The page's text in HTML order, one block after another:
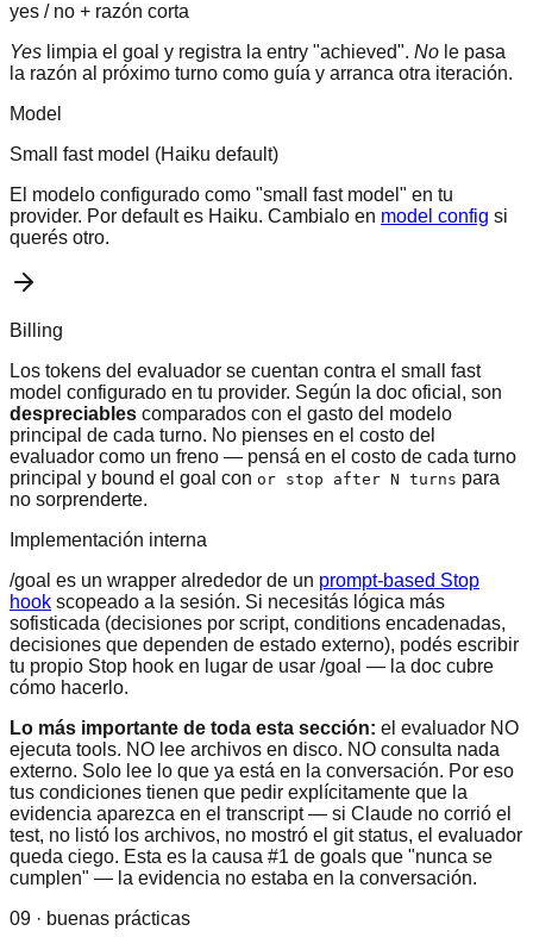
yes / no + razón corta
Yes limpia el goal y registra la entry "achieved". No le pasa
la razón al próximo turno como guía y arranca otra iteración.
Model
Small fast model (Haiku default)
El modelo configurado como "small fast model" en tu
provider. Por default es Haiku. Cambialo en model config si
querés otro.
Billing
Los tokens del evaluador se cuentan contra el small fast
model configurado en tu provider. Según la doc oficial, son
despreciables comparados con el gasto del modelo
principal de cada turno. No pienses en el costo del
evaluador como un freno — pensá en el costo de cada turno
principal y bound el goal con or stop after N turns para
no sorprenderte.
Implementación interna
/goal es un wrapper alrededor de un prompt-based Stop
hook scopeado a la sesión. Si necesitás lógica más
sofisticada (decisiones por script, conditions encadenadas,
decisiones que dependen de estado externo), podés escribir
tu propio Stop hook en lugar de usar /goal — la doc cubre
cómo hacerlo.
Lo más importante de toda esta sección: el evaluador NO
ejecuta tools. NO lee archivos en disco. NO consulta nada
externo. Solo lee lo que ya está en la conversación. Por eso
tus condiciones tienen que pedir explícitamente que la
evidencia aparezca en el transcript — si Claude no corrió el
test, no listó los archivos, no mostró el git status, el evaluador
queda ciego. Esta es la causa #1 de goals que "nunca se
cumplen" — la evidencia no estaba en la conversación.
09 · buenas prácticas